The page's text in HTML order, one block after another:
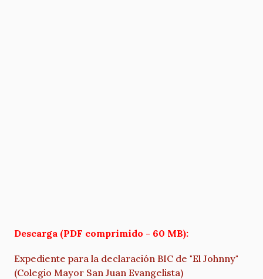
Descarga (PDF comprimido - 60 MB):
Expediente para la declaración BIC de "El Johnny"
(Colegio Mayor San Juan Evangelista)